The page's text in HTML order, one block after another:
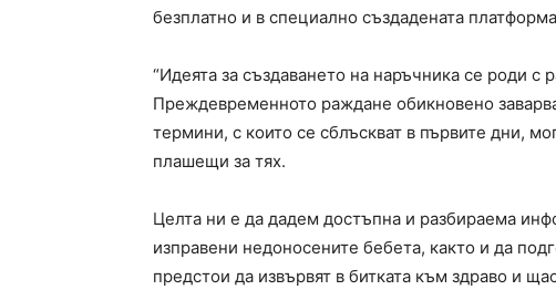
безплатно и в специално създадената платформа
“Идеята за създаването на наръчника се роди
Преждевременното раждане обикновено
термини, с които се сблъскват в първите дни,
плашещи за тях.
Целта ни е да дадем достъпна и разбираема
изправени недоносените бебета, както и да
предстои да извървят в битката към здраво и